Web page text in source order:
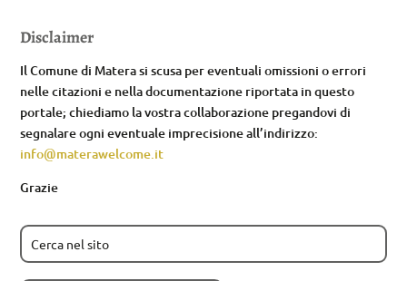
Disclaimer
Il Comune di Matera si scusa per eventuali omissioni o errori
nelle citazioni e nella documentazione riportata in questo
portale; chiediamo la vostra collaborazione pregandovi di
segnalare ogni eventuale imprecisione all’indirizzo:
info@materawelcome.it
Grazie